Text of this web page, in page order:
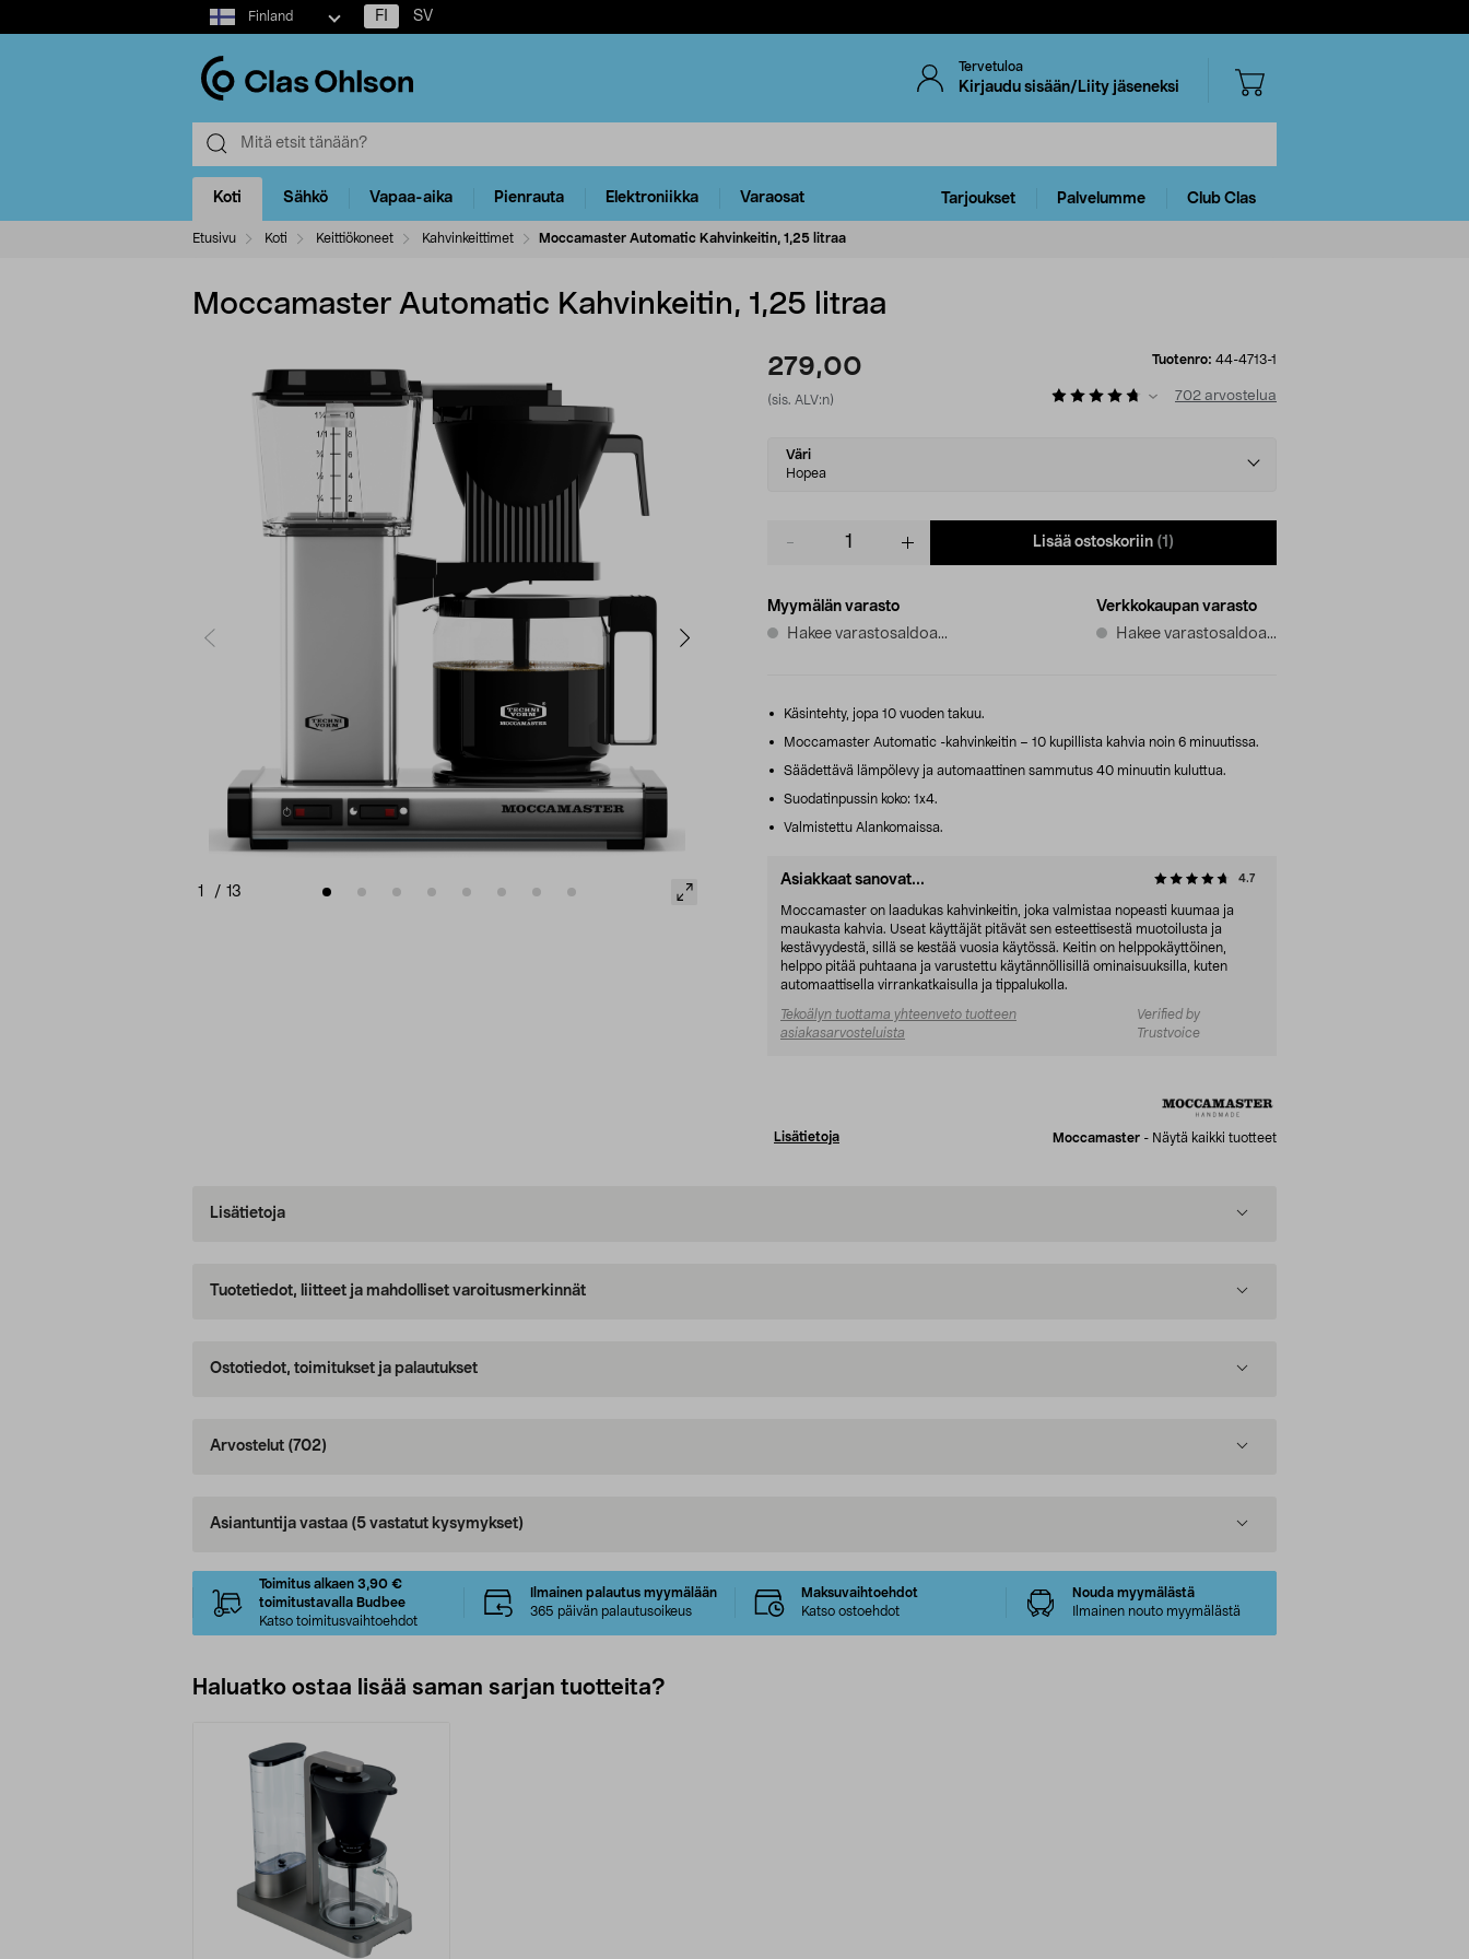
Select
market
Finland FI SV
Tervetuloa
Kirjaudu sisään/Liity jäseneksi
Koti Sähkö Vapaa-aika Pienrauta Elektroniikka Varaosat Tarjoukset Palvelumme Club Clas
Etusivu Koti Keittiökoneet Kahvinkeittimet Moccamaster Automatic Kahvinkeitin, 1,25 litraa
Moccamaster Automatic Kahvinkeitin, 1,25 litraa
1 / 13
279,00
(sis. ALV:n)
Tuotenro: 44-4713-1
702 arvostelua
Select
variant
Väri
Hopea
Lisää ostoskoriin (1)
Myymälän varasto
Hakee varastosaldoa...
Verkkokaupan varasto
Hakee varastosaldoa...
Käsintehty, jopa 10 vuoden takuu.
Moccamaster Automatic -kahvinkeitin – 10 kupillista kahvia noin 6 minuutissa.
Säädettävä lämpölevy ja automaattinen sammutus 40 minuutin kuluttua.
Suodatinpussin koko: 1x4.
Valmistettu Alankomaissa.
Asiakkaat sanovat... 4.7
Moccamaster on laadukas kahvinkeitin, joka valmistaa nopeasti kuumaa ja
maukasta kahvia. Useat käyttäjät pitävät sen esteettisestä muotoilusta ja
kestävyydestä, sillä se kestää vuosia käytössä. Keitin on helppokäyttöinen,
helppo pitää puhtaana ja varustettu käytännöllisillä ominaisuuksilla, kuten
automaattisella virrankatkaisulla ja tippalukolla.
Tekoälyn tuottama yhteenveto tuotteen
asiakasarvosteluista
Verified by
Trustvoice
Lisätietoja Moccamaster - Näytä kaikki tuotteet
Lisätietoja
Tuotetiedot, liitteet ja mahdolliset varoitusmerkinnät
Ostotiedot, toimitukset ja palautukset
Arvostelut (702)
Asiantuntija vastaa (5 vastatut kysymykset)
Toimitus alkaen 3,90 €
toimitustavalla Budbee
Katso toimitusvaihtoehdot
Ilmainen palautus myymälään
365 päivän palautusoikeus
Maksuvaihtoehdot
Katso ostoehdot
Nouda myymälästä
Ilmainen nouto myymälästä
Haluatko ostaa lisää saman sarjan tuotteita?